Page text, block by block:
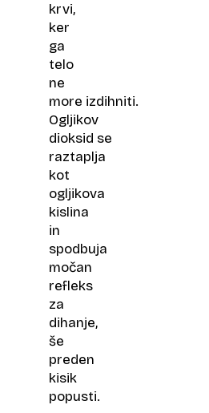
krvi,
ker
ga
telo
ne
more izdihniti.
Ogljikov
dioksid se
raztaplja
kot
ogljikova
kislina
in
spodbuja
močan
refleks
za
dihanje,
še
preden
kisik
popusti.